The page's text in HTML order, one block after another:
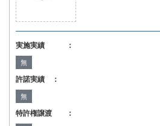
実施実績 ：
無
許諾実績 ：
無
特許権譲渡 ：